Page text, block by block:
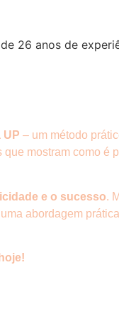
26 anos de
UP – um método
mostram como é
e o sucesso.
abordagem